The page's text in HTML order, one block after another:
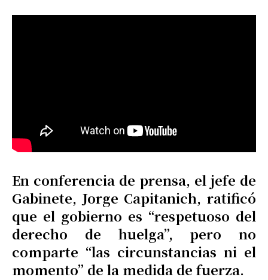
En conferencia de prensa, el jefe de
Gabinete, Jorge Capitanich, ratificó
que el gobierno es “respetuoso del
derecho de huelga”, pero no
comparte “las circunstancias ni el
momento” de la medida de fuerza.